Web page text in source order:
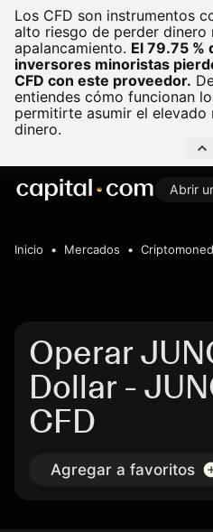
Los CFD son instrumentos
alto riesgo de perder dinero
apalancamiento. El 79.75 %
inversores minoristas
CFD con este proveedor.
entiendes cómo funcionan
permitirte asumir el elevado
dinero.
Abrir
Inicio Mercados
Operar
Dollar -
CFD
Agregar a favoritos